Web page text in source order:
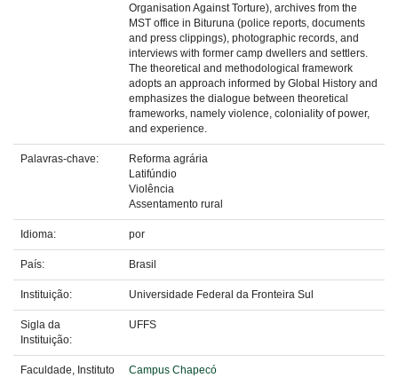
Organisation Against Torture), archives from the
MST office in Bituruna (police reports, documents
and press clippings), photographic records, and
interviews with former camp dwellers and settlers.
The theoretical and methodological framework
adopts an approach informed by Global History and
emphasizes the dialogue between theoretical
frameworks, namely violence, coloniality of power,
and experience.
Palavras-chave:
Reforma agrária
Latifúndio
Violência
Assentamento rural
Idioma: por
País: Brasil
Instituição: Universidade Federal da Fronteira Sul
Sigla da
Instituição:
UFFS
Faculdade, Instituto
Campus Chapecó